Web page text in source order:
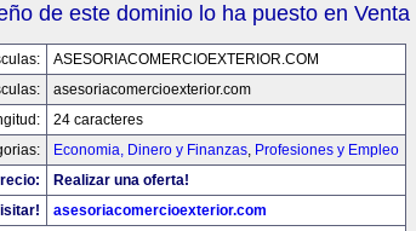
de este dominio lo ha puesto en Venta
ASESORIACOMERCIOEXTERIOR.COM
asesoriacomercioexterior.com
24 caracteres
Economia, Dinero y Finanzas, Profesiones y Empleo
Realizar una oferta!
asesoriacomercioexterior.com